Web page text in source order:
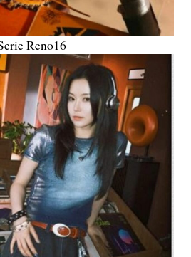
Reno16